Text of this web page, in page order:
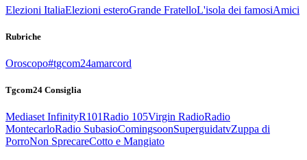
Elezioni ItaliaElezioni esteroGrande FratelloL'isola dei famosiAmici
Rubriche
Oroscopo#tgcom24amarcord
Tgcom24 Consiglia
Mediaset InfinityR101Radio 105Virgin RadioRadio
MontecarloRadio SubasioComingsoonSuperguidatvZuppa di
PorroNon SprecareCotto e Mangiato